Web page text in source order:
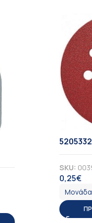
SKU:
0,25€